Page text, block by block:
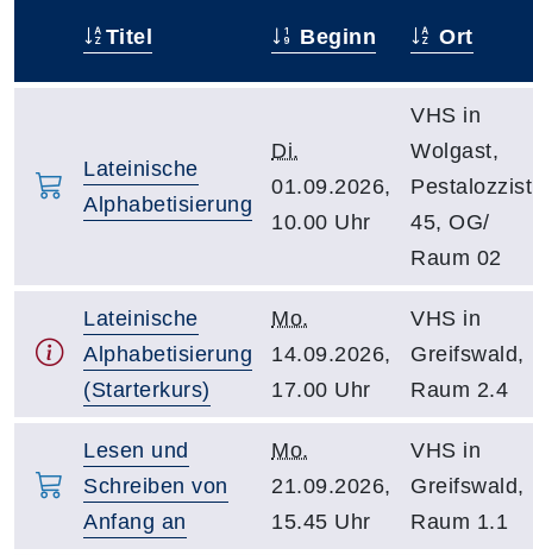
Titel Beginn Ort
Lateinische
Alphabetisierung
Di.
01.09.2026,
10.00 Uhr
VHS in
Wolgast,
45, OG/
Raum 02
Lateinische
Alphabetisierung
(Starterkurs)
Mo.
14.09.2026,
17.00 Uhr
VHS in
Greifswald,
Raum 2.4
Lesen und
Schreiben von
Anfang an
Mo.
21.09.2026,
15.45 Uhr
VHS in
Greifswald,
Raum 1.1